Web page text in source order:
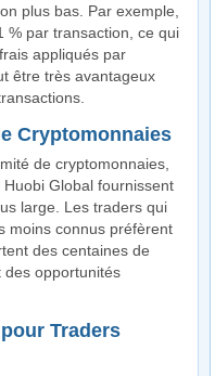
plus bas. Par exemple,
% par transaction, ce qui
appliqués par
être très avantageux
Cryptomonnaies
de cryptomonnaies,
Global fournissent
large. Les traders qui
moins connus préfèrent
des centaines de
des opportunités
Traders